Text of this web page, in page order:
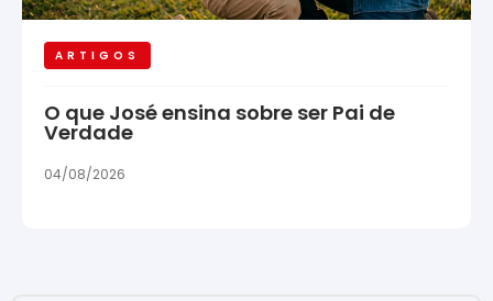
ARTIGOS
O que José ensina sobre ser Pai de
Verdade
04/08/2026